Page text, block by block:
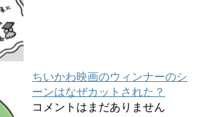
ちいかわ映画のウィンナーのシ
ーンはなぜカットされた？
コメントはまだありません